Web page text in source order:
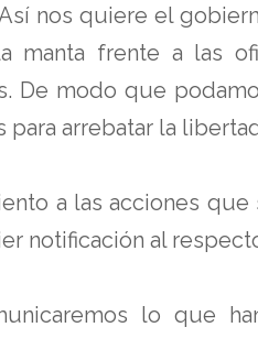
nos quiere el
manta frente a las
De modo que
arrebatar la
a las acciones
notificación al
lo que